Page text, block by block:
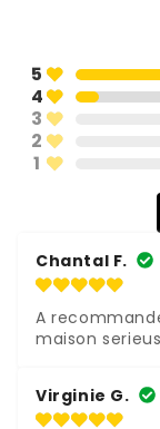
5
4
3
2
1
Chantal F.
A
maison
Virginie G.